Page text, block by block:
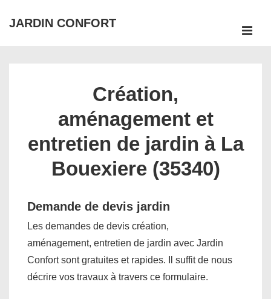
passer
JARDIN CONFORT
Création,
aménagement et
entretien de jardin à La
Bouexiere (35340)
Demande de devis jardin
Les demandes de devis création,
aménagement, entretien de jardin avec Jardin
Confort sont gratuites et rapides. Il suffit de nous
décrire vos travaux à travers ce formulaire.